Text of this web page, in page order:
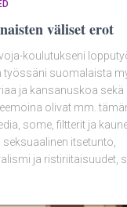
väliset erot
koulutukseni
työssäni suomalaista
ja kansanuskoa sekä
olivat mm.
some, filtterit ja
itsetunto,
ja ristiriitaisuudet,